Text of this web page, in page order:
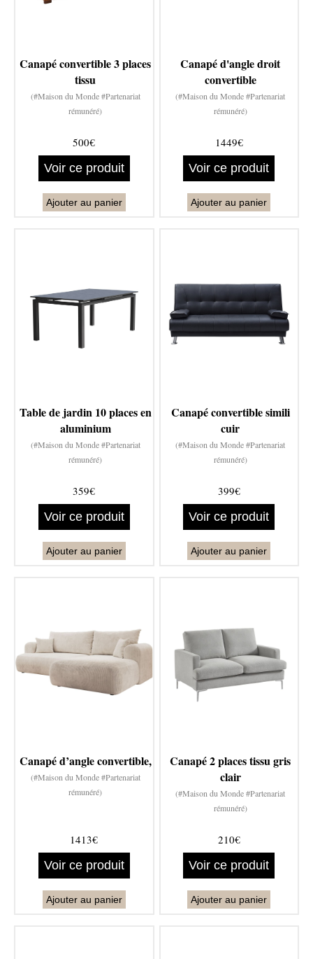
Canapé convertible 3 places
tissu
(#Maison du Monde #Partenariat
rémunéré)
500€
Voir ce produit
Ajouter au panier
Canapé d'angle droit
convertible
(#Maison du Monde #Partenariat
rémunéré)
1449€
Voir ce produit
Ajouter au panier
Table de jardin 10 places en
aluminium
(#Maison du Monde #Partenariat
rémunéré)
359€
Voir ce produit
Ajouter au panier
Canapé convertible simili
cuir
(#Maison du Monde #Partenariat
rémunéré)
399€
Voir ce produit
Ajouter au panier
Canapé d’angle convertible,
(#Maison du Monde #Partenariat
rémunéré)
1413€
Voir ce produit
Ajouter au panier
Canapé 2 places tissu gris
clair
(#Maison du Monde #Partenariat
rémunéré)
210€
Voir ce produit
Ajouter au panier